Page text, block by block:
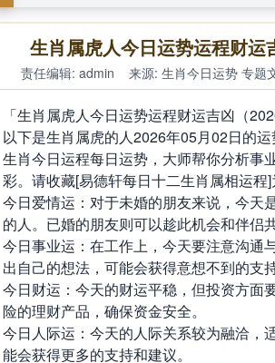
生肖属虎人今日运势运程财
责任编辑: admin 来源: 生肖今日运势专题
「生肖属虎人今日运势运程财运吉凶（
以下是生肖属虎的人2026年05月02日的
生肖今日运程每日运势，大师帮你分析事
彩。请收藏[易德轩每日十二生肖属相运程
今日爱情运：对于未婚的朋友来说，今天
的人。已婚的朋友则可以趁此机会和伴侣
今日事业运：在工作上，今天要注意沟通
出自己的想法，可能会获得意想不到的支
今日财运：今天的财运平稳，但投资方面
险的理财产品，确保资金安全。
今日人际运：今天的人际关系较为融洽，
能会获得更多的支持和建议。